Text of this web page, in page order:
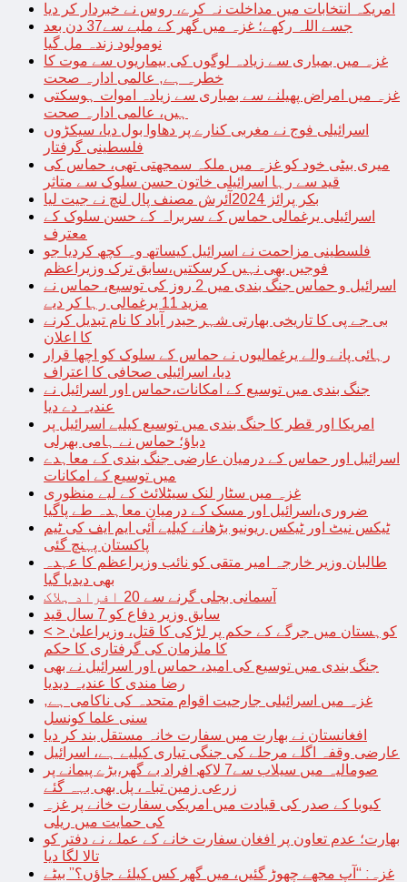
امریکہ انتخابات میں مداخلت نہ کرے، روس نے خبردار کر دیا
جسے اللہ رکھے؛ غزہ میں گھر کے ملبے سے37 دن بعد
نومولود زندہ مل گیا
غزہ میں بمباری سے زیادہ لوگوں کی بیماریوں سے موت کا
خطرہ ہے, عالمی ادارہ صحت
غزہ میں امراض پھیلنے سے بمباری سے زیادہ اموات ہوسکتی
ہیں، عالمی ادارہ صحت
اسرائیلی فوج نے مغربی کنارے پر دھاوا بول دیا، سیکڑوں
فلسطینی گرفتار
میری بیٹی خود کو غزہ میں ملکہ سمجھتی تھی، حماس کی
قید سے رہا اسرائیلی خاتون حسن سلوک سے متاثر
بکر پرائز 2024آئرش مصنف پال لنچ نے جیت لیا
اسرائیلی یرغمالی حماس کے سربراہ کے حسن سلوک کے
معترف
فلسطینی مزاحمت نے اسرائیل کیساتھ وہ کچھ کردیا جو
فوجیں بھی نہیں کرسکتیں،سابق ترک وزیراعظم
اسرائیل و حماس جنگ بندی میں 2 روز کی توسیع، حماس نے
مزید 11 یرغمالی رہا کر دیے
بی جے پی کا تاریخی بھارتی شہر حیدر آباد کا نام تبدیل کرنے
کا اعلان
رہائی پانے والے یرغمالیوں نے حماس کے سلوک کو اچھا قرار
دیا، اسرائیلی صحافی کا اعتراف
جنگ بندی میں توسیع کے امکانات،حماس اور اسرائیل نے
عندیہ دے دیا
امریکا اور قطر کا جنگ بندی میں توسیع کیلیے اسرائیل پر
دباؤ؛ حماس نے ہامی بھرلی
اسرائیل اور حماس کے درمیان عارضی جنگ بندی کے معاہدے
میں توسیع کے امکانات
غزہ میں سٹار لنک سیٹلائٹ کے لیے منظوری
ضروری،اسرائیل اور مسک کے درمیان معاہدہ طے پاگیا
ٹیکس نیٹ اور ٹیکس ریونیو بڑھانے کیلیے آئی ایم ایف کی ٹیم
پاکستان پہنچ گئی
طالبان وزیر خارجہ امیر متقی کو نائب وزیراعظم کا عہدہ
بھی دیدیا گیا
آسمانی بجلی گرنے سے 20 افراد ہلاک
سابق وزیر دفاع کو 7 سال قید
< > کوہستان میں جرگے کے حکم پر لڑکی کا قتل، وزیراعلیٰ
کا ملزمان کی گرفتاری کا حکم
جنگ بندی میں توسیع کی امید، حماس اور اسرائیل نے بھی
رضا مندی کا عندیہ دیدیا
غزہ میں اسرائیلی جارحیت اقوام متحدہ کی ناکامی ہے,
سنی علما کونسل
افغانستان نے بھارت میں سفارت خانہ مستقل بند کر دیا
عارضی وقفہ اگلے مرحلے کی جنگی تیاری کیلیے ہے، اسرائیل
صومالیہ میں سیلاب سے7 لاکھ افراد بے گھر،بڑے پیمانے پر
زرعی زمین تباہ، پل بھی بہہ گئے
کیوبا کے صدر کی قیادت میں امریکی سفارت خانے پر غزہ
کی حمایت میں ریلی
بھارت؛ عدم تعاون پر افغان سفارت خانے کے عملے نے دفتر کو
تالا لگا دیا
غزہ: “آپ مجھے چھوڑ گئیں، میں گھر کس کیلئے جاؤں؟” بیٹے